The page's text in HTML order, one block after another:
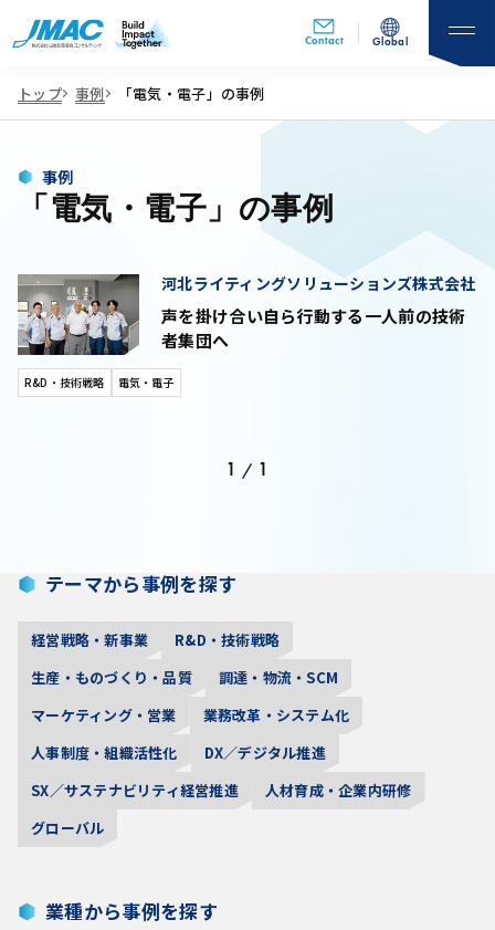
Contact Global
トップ 事例 「電気・電子」の事例
事例
「電気・電子」の事例
声を掛け合い自ら行動する一人前の技術
者集団へ
河北ライティングソリューションズ株式会社
R&D・技術戦略 電気・電子
1 / 1
テーマから事例を探す
経営戦略・新事業
R&D・技術戦略
生産・ものづくり・品質
調達・物流・SCM
マーケティング・営業
業務改革・システム化
人事制度・組織活性化
DX／デジタル推進
SX／サステナビリティ経営推進
人材育成・企業内研修
グローバル
業種から事例を探す